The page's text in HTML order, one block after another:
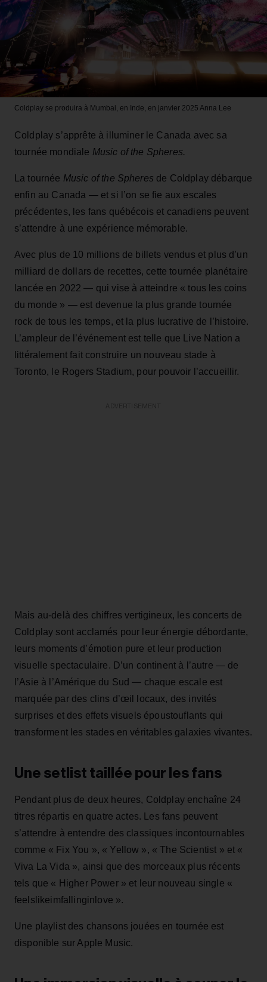
Coldplay se produira à Mumbai, en Inde, en janvier 2025 Anna Lee
Coldplay s’apprête à illuminer le Canada avec sa
tournée mondiale Music of the Spheres.
La tournée Music of the Spheres de Coldplay débarque
enfin au Canada — et si l’on se fie aux escales
précédentes, les fans québécois et canadiens peuvent
s’attendre à une expérience mémorable.
Avec plus de 10 millions de billets vendus et plus d’un
milliard de dollars de recettes, cette tournée planétaire
lancée en 2022 — qui vise à atteindre « tous les coins
du monde » — est devenue la plus grande tournée
rock de tous les temps, et la plus lucrative de l’histoire.
L’ampleur de l’événement est telle que Live Nation a
littéralement fait construire un nouveau stade à
Toronto, le Rogers Stadium, pour pouvoir l’accueillir.
Mais au-delà des chiffres vertigineux, les concerts de
Coldplay sont acclamés pour leur énergie débordante,
leurs moments d’émotion pure et leur production
visuelle spectaculaire. D’un continent à l’autre — de
l’Asie à l’Amérique du Sud — chaque escale est
marquée par des clins d’œil locaux, des invités
surprises et des effets visuels époustouflants qui
transforment les stades en véritables galaxies vivantes.
Une setlist taillée pour les fans
Pendant plus de deux heures, Coldplay enchaîne 24
titres répartis en quatre actes. Les fans peuvent
s’attendre à entendre des classiques incontournables
comme « Fix You », « Yellow », « The Scientist » et «
Viva La Vida », ainsi que des morceaux plus récents
tels que « Higher Power » et leur nouveau single «
feelslikeimfallinginlove ».
Une playlist des chansons jouées en tournée est
disponible sur Apple Music.